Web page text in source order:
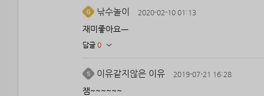
낚수놀이 2020-02-10 01:13
재미좋아요ㅡ
답글 0
이유같지않은 이유 2019-07-21 16:28
잼~~~~~~